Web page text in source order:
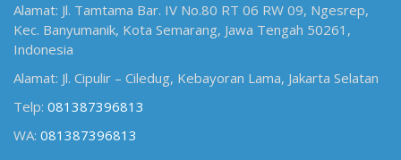
Alamat: Jl. Tamtama Bar. IV No.80 RT 06 RW 09, Ngesrep,
Kec. Banyumanik, Kota Semarang, Jawa Tengah 50261,
Indonesia
Alamat: Jl. Cipulir – Ciledug, Kebayoran Lama, Jakarta Selatan
Telp: 081387396813
WA: 081387396813